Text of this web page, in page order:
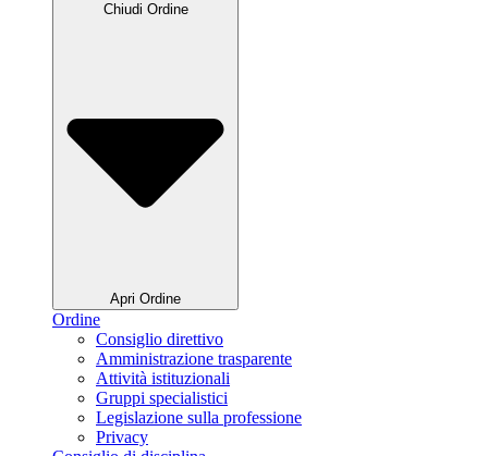
Chiudi Ordine
Apri Ordine
Ordine
Consiglio direttivo
Amministrazione trasparente
Attività istituzionali
Gruppi specialistici
Legislazione sulla professione
Privacy